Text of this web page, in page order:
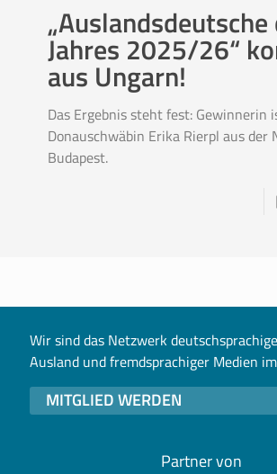
„Auslandsdeutsche
Jahres 2025/26“
aus Ungarn!
Das Ergebnis steht fest: Gewinnerin
Donauschwäbin Erika Rierpl aus der
Budapest.
Wir sind das Netzwerk
Ausland und fremdsprachiger Medien
MITGLIED WERDEN
Partner von